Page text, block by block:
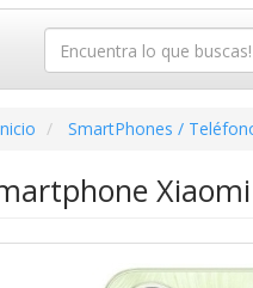
SmartPhones /